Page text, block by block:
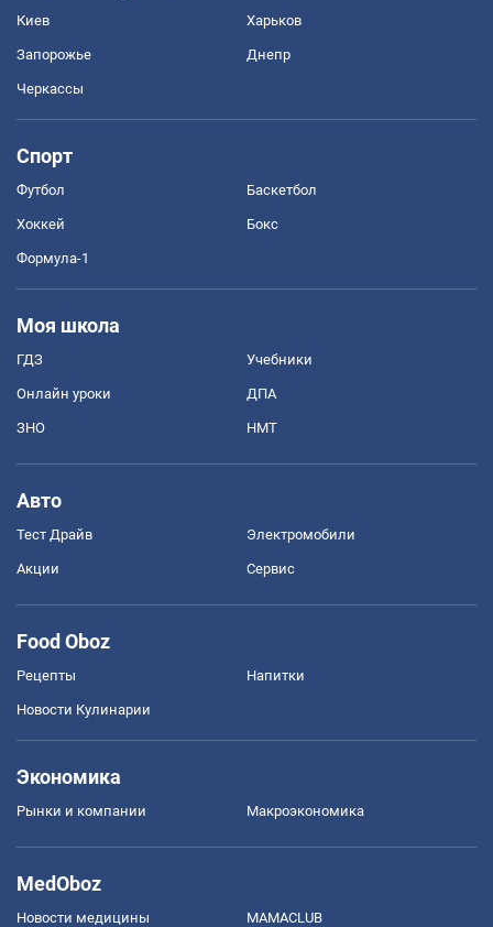
Киев Харьков
Запорожье Днепр
Черкассы
Спорт
Футбол Баскетбол
Хоккей Бокс
Формула-1
Моя школа
ГДЗ Учебники
Онлайн уроки ДПА
ЗНО НМТ
Авто
Тест Драйв Электромобили
Акции Сервис
Food Oboz
Рецепты Напитки
Новости Кулинарии
Экономика
Рынки и компании Mакроэкономика
MedOboz
Новости медицины MAMACLUB